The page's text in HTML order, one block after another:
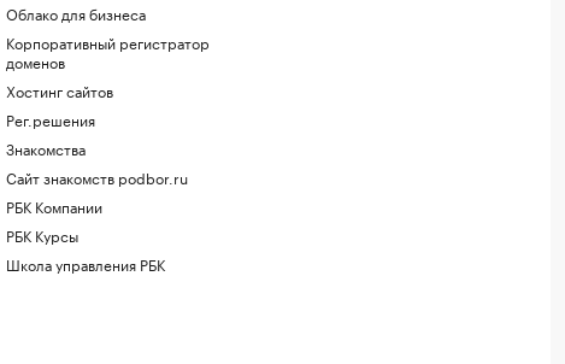
Облако для бизнеса
Корпоративный регистратор
доменов
Хостинг сайтов
Рег.решения
Знакомства
Сайт знакомств podbor.ru
РБК Компании
РБК Курсы
Школа управления РБК